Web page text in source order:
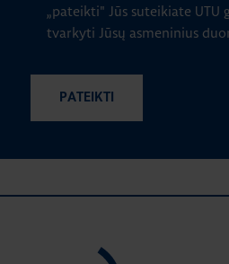
„pateikti" Jūs suteikiate
tvarkyti Jūsų asmeninius